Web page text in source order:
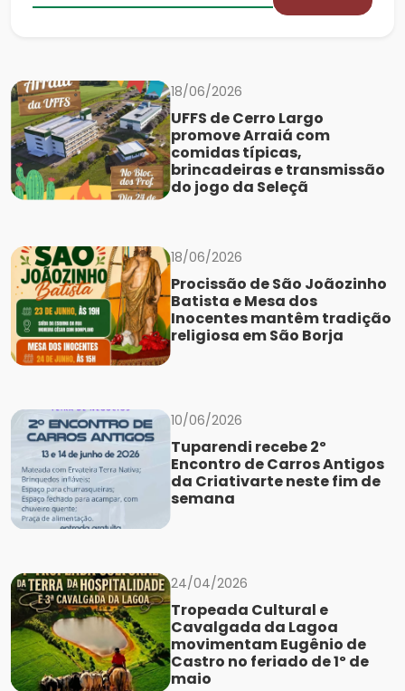
18/06/2026
UFFS de Cerro Largo
promove Arraiá com
comidas típicas,
brincadeiras e transmissão
do jogo da Seleçã
18/06/2026
Procissão de São Joãozinho
Batista e Mesa dos
Inocentes mantêm tradição
religiosa em São Borja
10/06/2026
Tuparendi recebe 2º
Encontro de Carros Antigos
da Criativarte neste fim de
semana
24/04/2026
Tropeada Cultural e
Cavalgada da Lagoa
movimentam Eugênio de
Castro no feriado de 1º de
maio